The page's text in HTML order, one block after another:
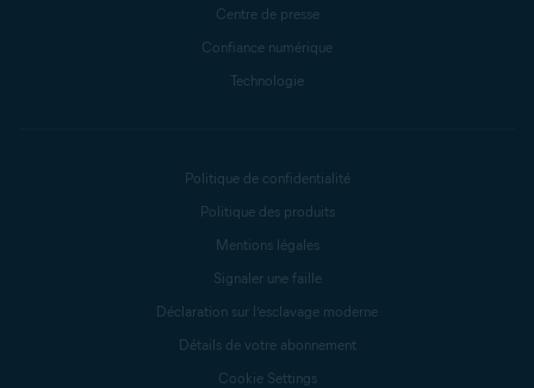
Centre de presse
Confiance numérique
Technologie
Politique de confidentialité
Politique des produits
Mentions légales
Signaler une faille
Déclaration sur l’esclavage moderne
Détails de votre abonnement
Cookie Settings